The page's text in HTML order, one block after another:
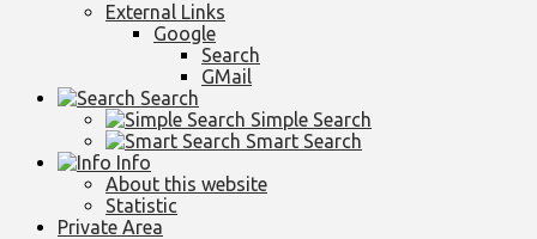
External Links
Google
Search
GMail
Search
Simple Search
Smart Search
Info
About this website
Statistic
Private Area